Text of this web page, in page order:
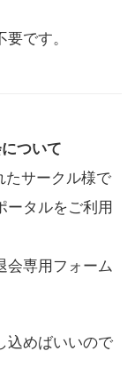
です。
ついて
たサークル様で
ータルをご利用
会専用フォーム
込めばいいので